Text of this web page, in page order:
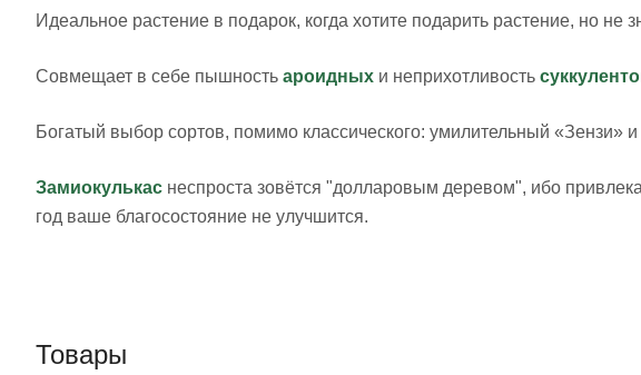
Идеальное растение в подарок, когда хотите подарить растение, но не
Совмещает в себе пышность ароидных и неприхотливость
Богатый выбор сортов, помимо классического: умилительный «Зензи»
Замиокулькас неспроста зовётся "долларовым деревом", ибо
год ваше благосостояние не улучшится.
Товары